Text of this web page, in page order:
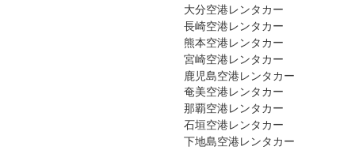
大分空港レンタカー
長崎空港レンタカー
熊本空港レンタカー
宮崎空港レンタカー
鹿児島空港レンタカー
奄美空港レンタカー
那覇空港レンタカー
石垣空港レンタカー
下地島空港レンタカー